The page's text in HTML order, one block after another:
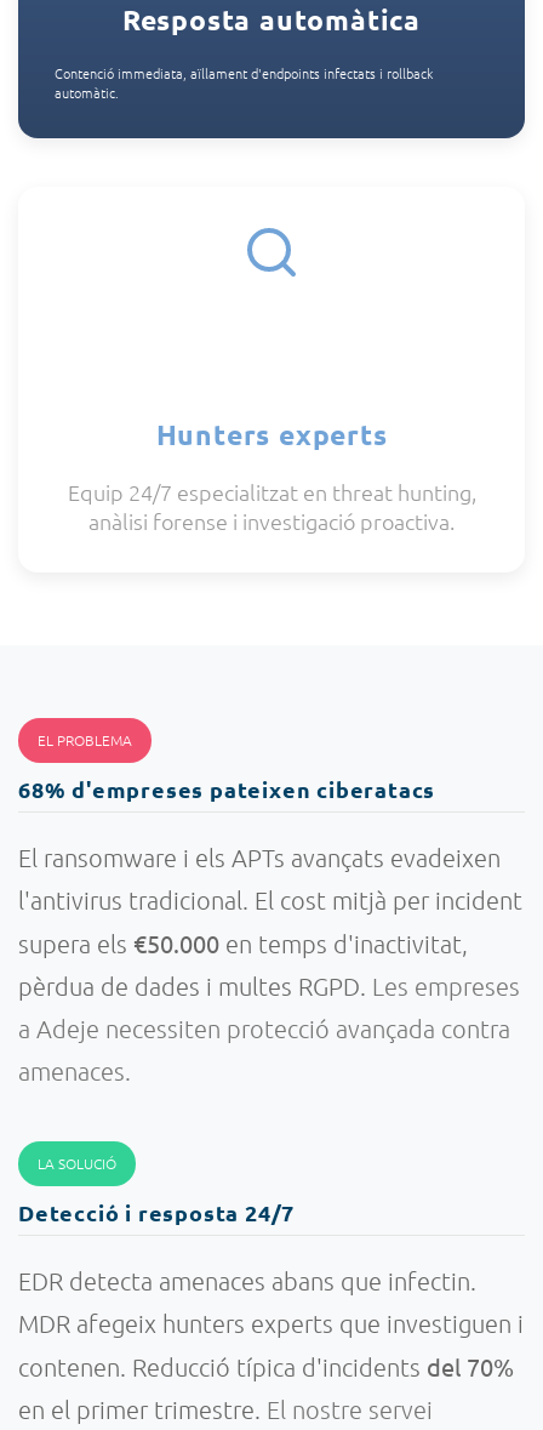
Resposta automàtica
Contenció immediata, aïllament d'endpoints infectats i rollback
automàtic.
Hunters experts
Equip 24/7 especialitzat en threat hunting,
anàlisi forense i investigació proactiva.
EL PROBLEMA
68% d'empreses pateixen ciberatacs
El ransomware i els APTs avançats evadeixen
l'antivirus tradicional. El cost mitjà per incident
supera els €50.000 en temps d'inactivitat,
pèrdua de dades i multes RGPD. Les empreses
a Adeje necessiten protecció avançada contra
amenaces.
LA SOLUCIÓ
Detecció i resposta 24/7
EDR detecta amenaces abans que infectin.
MDR afegeix hunters experts que investiguen i
contenen. Reducció típica d'incidents del 70%
en el primer trimestre. El nostre servei